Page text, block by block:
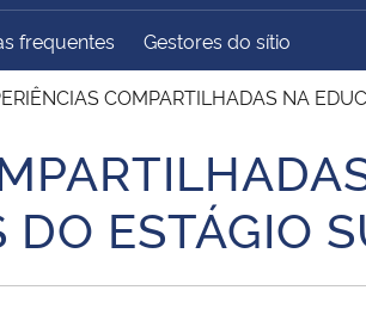
Ministério do
Desenvolvimento Regional
União
Advocacia-Geral da União Banco
frequentes Gestores do sítio
COMPARTILHADAS NA
DO ESTÁGIO